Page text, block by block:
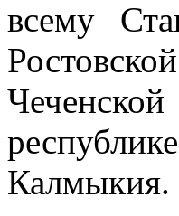
всему
Калмыкия.